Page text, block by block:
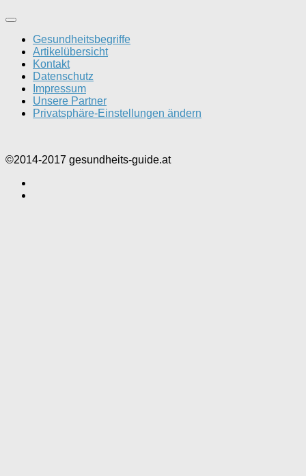
Gesundheitsbegriffe
Artikelübersicht
Kontakt
Datenschutz
Impressum
Unsere Partner
Privatsphäre-Einstellungen ändern
©2014-2017 gesundheits-guide.at